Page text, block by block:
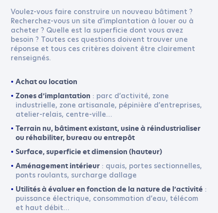
Voulez-vous faire construire un nouveau bâtiment ?
Recherchez-vous un site d’implantation à louer ou à
acheter ? Quelle est la superficie dont vous avez
besoin ? Toutes ces questions doivent trouver une
réponse et tous ces critères doivent être clairement
renseignés.
Achat ou location
Zones d’implantation : parc d’activité, zone
industrielle, zone artisanale, pépinière d’entreprises,
atelier-relais, centre-ville…
Terrain nu, bâtiment existant, usine à réindustrialiser
ou réhabiliter, bureau ou entrepôt
Surface, superficie et dimension (hauteur)
Aménagement intérieur : quais, portes sectionnelles,
ponts roulants, surcharge dallage
Utilités à évaluer en fonction de la nature de l’activité :
puissance électrique, consommation d’eau, télécom
et haut débit…